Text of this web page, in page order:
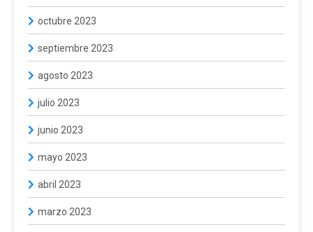
octubre 2023
septiembre 2023
agosto 2023
julio 2023
junio 2023
mayo 2023
abril 2023
marzo 2023